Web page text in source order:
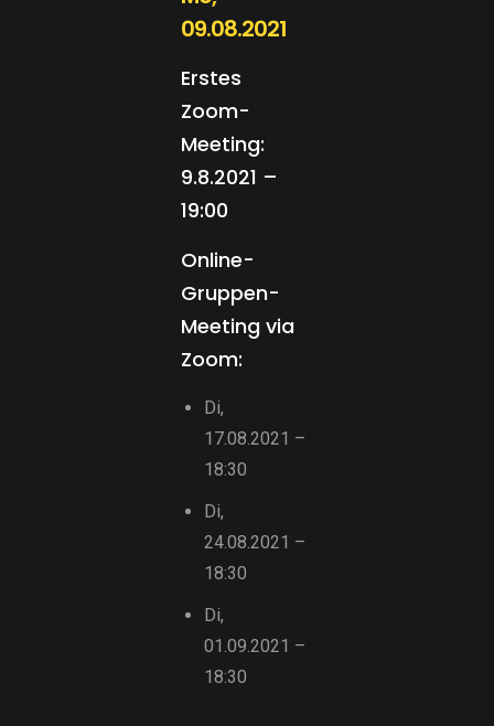
09.08.2021
Erstes
Zoom-
Meeting:
9.8.2021 –
19:00
Online-
Gruppen-
Meeting via
Zoom:
Di,
17.08.2021 –
18:30
Di,
24.08.2021 –
18:30
Di,
01.09.2021 –
18:30